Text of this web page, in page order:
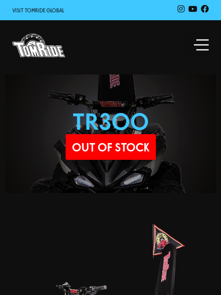
VISIT TOMRIDE GLOBAL
TR300
OUT OF STOCK